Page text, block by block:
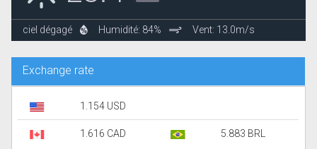
ciel dégagé Humidité: 84% Vent: 13.0m/s
Exchange rate
1.154 USD
1.616 CAD 5.883 BRL